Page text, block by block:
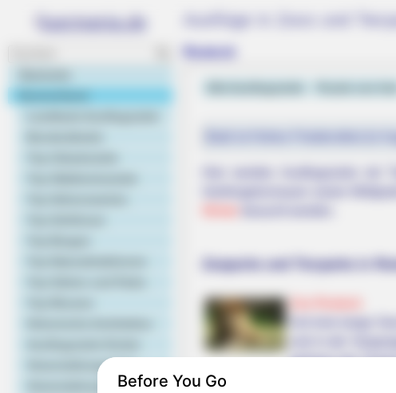
Zooparks und Tierparks in
gehören die
Veranstaltungstipps
Veranstaltung eintragenBefore You Go
Schumacher verlässt das Bett nach
William Put Camilla In Her Place When
It Came To His Kids